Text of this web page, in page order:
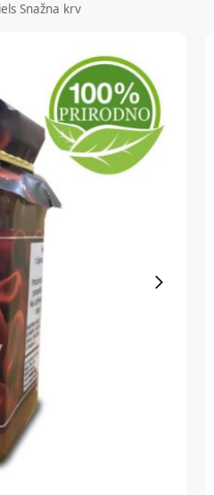
Snažna krv